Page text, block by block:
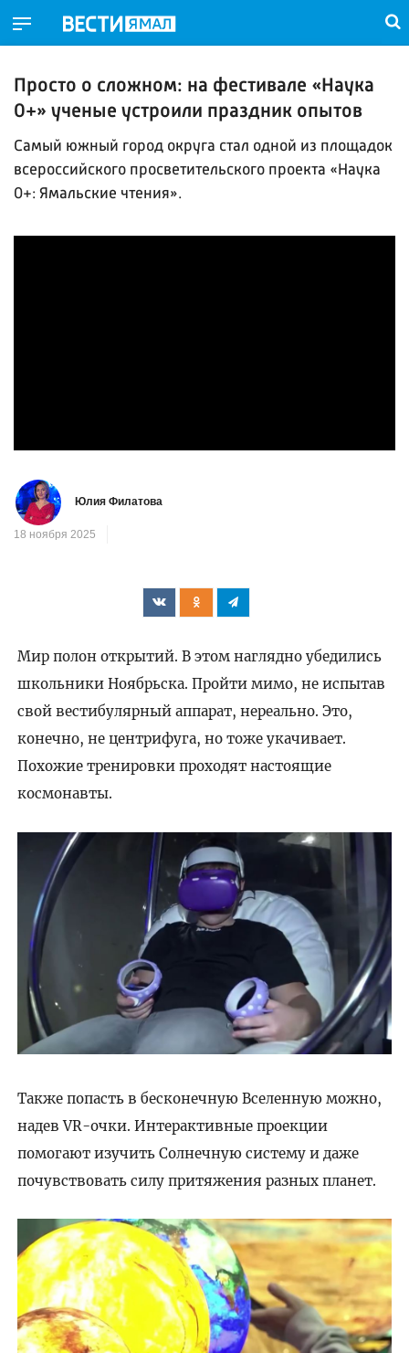
Просто о сложном: на фестивале «Наука
0+» ученые устроили праздник опытов
Самый южный город округа стал одной из площадок
всероссийского просветительского проекта «Наука
0+: Ямальские чтения».
Юлия Филатова
18 ноября 2025
Мир полон открытий. В этом наглядно убедились
школьники Ноябрьска. Пройти мимо, не испытав
свой вестибулярный аппарат, нереально. Это,
конечно, не центрифуга, но тоже укачивает.
Похожие тренировки проходят настоящие
космонавты.
Также попасть в бесконечную Вселенную можно,
надев VR-очки. Интерактивные проекции
помогают изучить Солнечную систему и даже
почувствовать силу притяжения разных планет.